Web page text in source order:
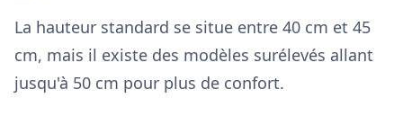
La hauteur standard se situe entre 40 cm et 45
cm, mais il existe des modèles surélevés allant
jusqu'à 50 cm pour plus de confort.